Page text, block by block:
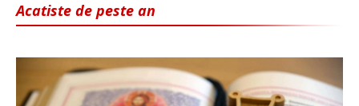
Acatiste de peste an